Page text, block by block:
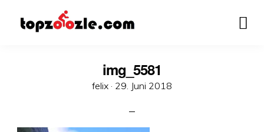
img_5581
felix · Veröffentlicht
29. Juni 2018